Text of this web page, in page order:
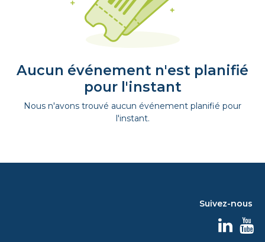
Aucun événement n'est planifié
pour l'instant
Nous n'avons trouvé aucun événement planifié pour
l'instant.
Suivez-nous